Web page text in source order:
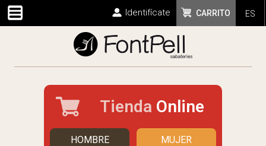
ES
CARRITO
Identifícate
Tienda Online
HOMBRE MUJER